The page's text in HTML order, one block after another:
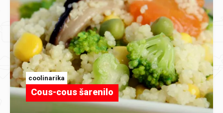
coolinarika
Cous-cous šarenilo